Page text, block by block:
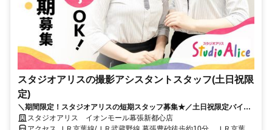
スタジオアリスの撮影アシスタントスタッフ(土日祝限
定)
＼期間限定！スタジオアリスの短期スタッフ募集★／土日祝限定バイト
◎週1日、1日4h～OK！
スタジオアリス イオンモール幕張新都心店